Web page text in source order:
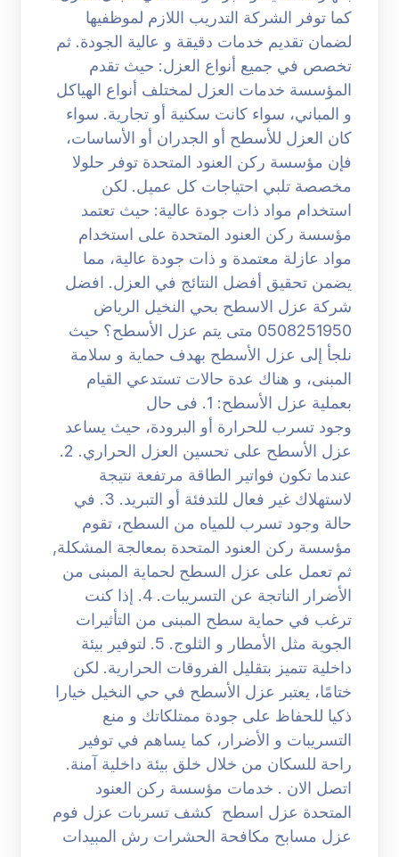
كما توفر الشركة التدريب اللازم لموظفيها
لضمان تقديم خدمات دقيقة و عالية الجودة. ثم
تخصص في جميع أنواع العزل: حيث تقدم
المؤسسة خدمات العزل لمختلف أنواع الهياكل
و المباني، سواء كانت سكنية أو تجارية. سواء
كان العزل للأسطح أو الجدران أو الأساسات،
فإن مؤسسة ركن العنود المتحدة توفر حلولا
مخصصة تلبي احتياجات كل عميل. لكن
استخدام مواد ذات جودة عالية: حيث تعتمد
مؤسسة ركن العنود المتحدة على استخدام
مواد عازلة معتمدة و ذات جودة عالية، مما
يضمن تحقيق أفضل النتائج في العزل. افضل
شركة عزل الاسطح بحي النخيل الرياض
0508251950 متى يتم عزل الأسطح؟ حيث
نلجأ إلى عزل الأسطح بهدف حماية و سلامة
المبنى، و هناك عدة حالات تستدعي القيام
بعملية عزل الأسطح: 1. فى حال
وجود تسرب للحرارة أو البرودة، حيث يساعد
عزل الأسطح على تحسين العزل الحراري. 2.
عندما تكون فواتير الطاقة مرتفعة نتيجة
لاستهلاك غير فعال للتدفئة أو التبريد. 3. في
حالة وجود تسرب للمياه من السطح، تقوم
مؤسسة ركن العنود المتحدة بمعالجة المشكلة,
ثم تعمل على عزل السطح لحماية المبنى من
الأضرار الناتجة عن التسريبات. 4. إذا كنت
ترغب في حماية سطح المبنى من التأثيرات
الجوية مثل الأمطار و الثلوج. 5. لتوفير بيئة
داخلية تتميز بتقليل الفروقات الحرارية. لكن
ختامًا، يعتبر عزل الأسطح في حي النخيل خيارا
ذكيا للحفاظ على جودة ممتلكاتك و منع
التسريبات و الأضرار، كما يساهم في توفير
راحة للسكان من خلال خلق بيئة داخلية آمنة.
اتصل الان . خدمات مؤسسة ركن العنود
المتحدة عزل اسطح كشف تسربات عزل فوم
عزل مسابح مكافحة الحشرات رش المبيدات